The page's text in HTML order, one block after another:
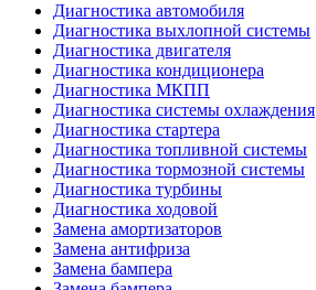
Диагностика автомобиля
Диагностика выхлопной системы
Диагностика двигателя
Диагностика кондиционера
Диагностика МКПП
Диагностика системы охлаждения
Диагностика стартера
Диагностика топливной системы
Диагностика тормозной системы
Диагностика турбины
Диагностика ходовой
Замена амортизаторов
Замена антифриза
Замена бампера